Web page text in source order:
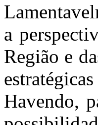
a
Região e
Havendo,